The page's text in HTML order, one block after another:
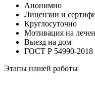
Анонимно
Лицензии и
Круглосуточно
Мотивация на
Выезд на дом
ГОСТ Р 54990-2018
Этапы нашей работы